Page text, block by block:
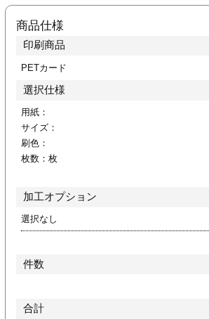
印刷
リーブ印刷
加工
印刷
ァイル印刷
印刷
リーブ
ー印刷
商品仕様
印刷商品
PETカード
選択仕様
用紙：
サイズ：
刷色：
枚数： 枚
加工オプション
選択なし
件数
合計